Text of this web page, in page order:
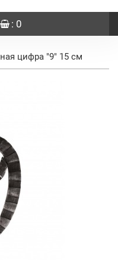
: 0
цифра "9" 15 см